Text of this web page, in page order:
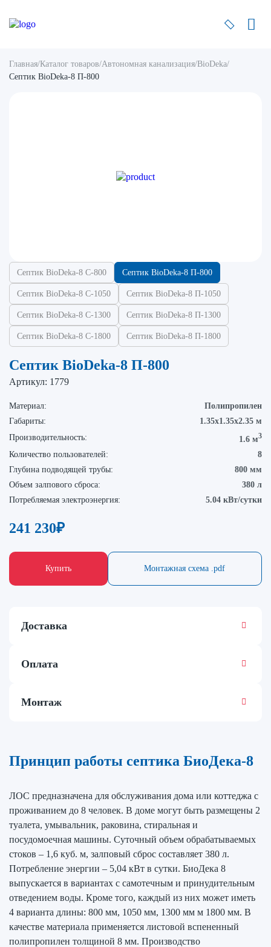
Главная/Каталог товаров/Автономная канализация/BioDeka/
Септик BioDeka-8 П-800
Септик BioDeka-8 C-800 Септик BioDeka-8 П-800
Септик BioDeka-8 С-1050 Септик BioDeka-8 П-1050
Септик BioDeka-8 C-1300 Септик BioDeka-8 П-1300
Септик BioDeka-8 C-1800 Септик BioDeka-8 П-1800
Септик BioDeka-8 П-800
Артикул: 1779
Материал:
Полипропилен
Габариты:
1.35х1.35х2.35 м
Производительность:
1.6 м3
Количество пользователей:
8
Глубина подводящей трубы:
800 мм
Объем залпового сброса:
380 л
Потребляемая электроэнергия:
5.04 кВт/сутки
241 230₽
Купить Монтажная схема .pdf
Доставка
Оплата
Монтаж
Принцип работы септика БиоДека-8
ЛОС предназначена для обслуживания дома или коттеджа с
проживанием до 8 человек. В доме могут быть размещены 2
туалета, умывальник, раковина, стиральная и
посудомоечная машины. Суточный объем обрабатываемых
стоков – 1,6 куб. м, залповый сброс составляет 380 л.
Потребление энергии – 5,04 кВт в сутки. БиоДека 8
выпускается в вариантах с самотечным и принудительным
отведением воды. Кроме того, каждый из них может иметь
4 варианта длины: 800 мм, 1050 мм, 1300 мм м 1800 мм. В
качестве материала применяется листовой вспененный
полипропилен толщиной 8 мм. Производство